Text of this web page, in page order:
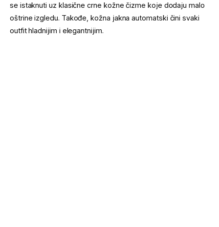
se istaknuti uz klasične crne kožne čizme koje dodaju malo
oštrine izgledu. Takođe, kožna jakna automatski čini svaki
outfit hladnijim i elegantnijim.